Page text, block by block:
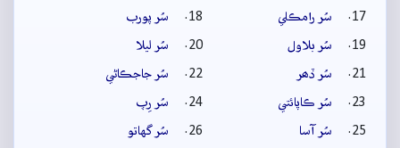
سُر رامڪلي
سُر پورب
سُر بلاول
سُر ليلا
سُر ڏھر
سُر جاجڪاڻي
سُر ڪاپائتي
سُر رِپ
سُر آسا
سُر گهاتو